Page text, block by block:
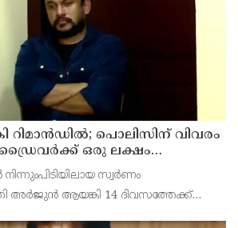
പൊലിസിന് വിവരം
ഒരു ലക്ഷം
മന്ത്രി
സ്വർണം
അര്‍ജുന്‍ ആയങ്കി 14 ദിവസത്തേക്ക്